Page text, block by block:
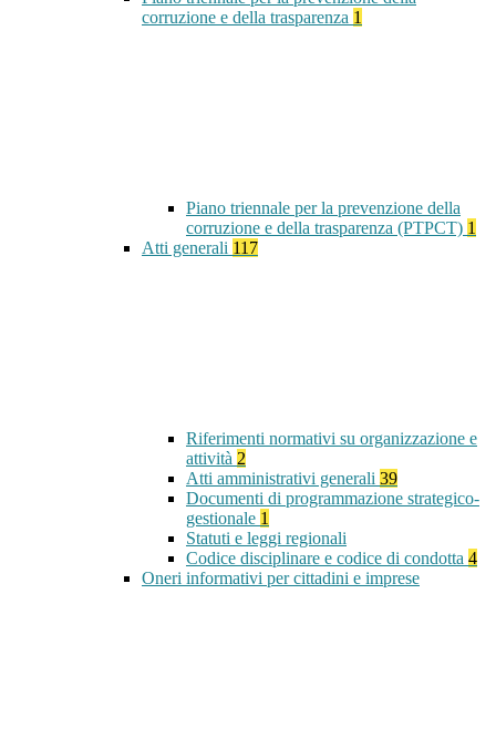
corruzione e della trasparenza 1
Piano triennale per la prevenzione della
corruzione e della trasparenza (PTPCT) 1
Atti generali 117
Riferimenti normativi su organizzazione e
attività 2
Atti amministrativi generali 39
Documenti di programmazione strategico-
gestionale 1
Statuti e leggi regionali
Codice disciplinare e codice di condotta 4
Oneri informativi per cittadini e imprese